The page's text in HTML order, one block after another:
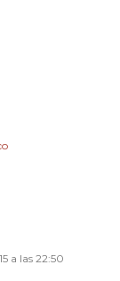
a las 22:50